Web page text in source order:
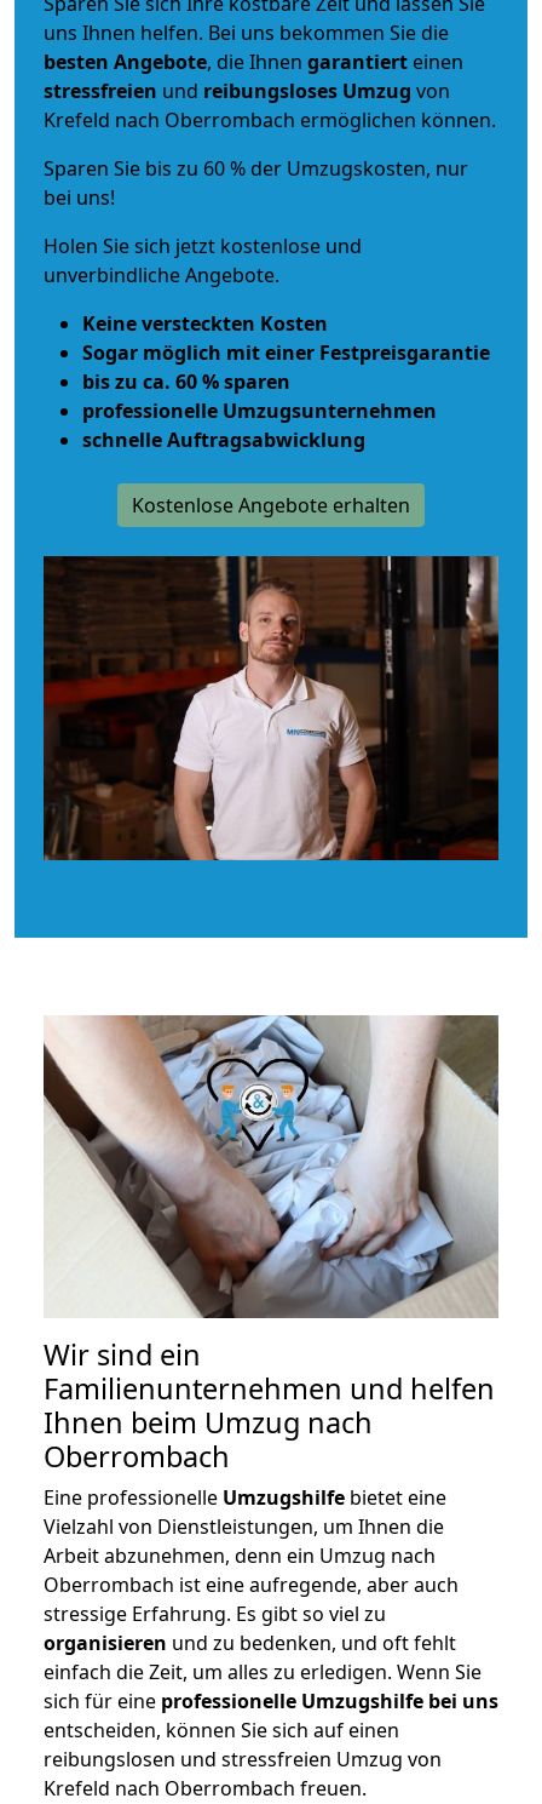
uns Ihnen helfen. Bei uns bekommen Sie die
besten Angebote, die Ihnen garantiert einen
stressfreien und reibungsloses Umzug von
Krefeld nach Oberrombach ermöglichen können.
Sparen Sie bis zu 60 % der Umzugskosten, nur
bei uns!
Holen Sie sich jetzt kostenlose und
unverbindliche Angebote.
Keine versteckten Kosten
Sogar möglich mit einer Festpreisgarantie
bis zu ca. 60 % sparen
professionelle Umzugsunternehmen
schnelle Auftragsabwicklung
Kostenlose Angebote erhalten
Wir sind ein
Familienunternehmen und helfen
Ihnen beim Umzug nach
Oberrombach
Eine professionelle Umzugshilfe bietet eine
Vielzahl von Dienstleistungen, um Ihnen die
Arbeit abzunehmen, denn ein Umzug nach
Oberrombach ist eine aufregende, aber auch
stressige Erfahrung. Es gibt so viel zu
organisieren und zu bedenken, und oft fehlt
einfach die Zeit, um alles zu erledigen. Wenn Sie
sich für eine professionelle Umzugshilfe bei uns
entscheiden, können Sie sich auf einen
reibungslosen und stressfreien Umzug von
Krefeld nach Oberrombach freuen.